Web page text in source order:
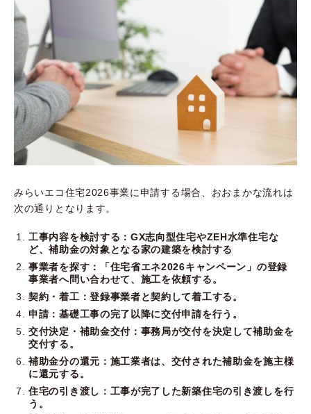
みらいエコ住宅2026事業に申請する場合、おおまかな流れは
次の通りとなります。
工事内容を検討する：GX志向型住宅やZEH水準住宅な
ど、補助金の対象となる家の建築を検討する
事業者を探す：「住宅省エネ2026キャンペーン」の登録
事業者へ問い合わせて、施工を依頼する。
契約・着工：登録事業者と契約して着工する。
申請：基礎工事の完了以降に交付申請を行う。
交付決定・補助金交付：事務局が交付を決定して補助金を
交付する。
補助金分の還元：施工業者は、交付された補助金を施主様
に還元する。
住宅の引き渡し：工事が完了した新築住宅の引き渡しを行
う。